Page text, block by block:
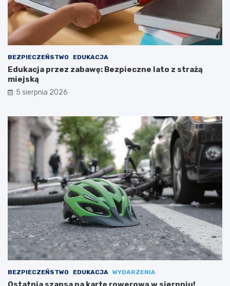
BEZPIECZEŃSTWO EDUKACJA
Edukacja przez zabawę: Bezpieczne lato z strażą
miejską
5 sierpnia 2026
BEZPIECZEŃSTWO EDUKACJA WYDARZENIA